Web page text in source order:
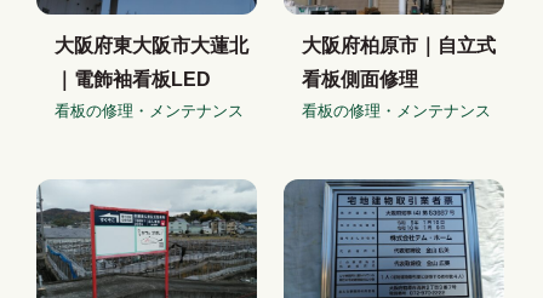
大阪府東大阪市大蓮北
｜電飾袖看板LED
看板の修理・メンテナンス
大阪府柏原市｜自立式
看板側面修理
看板の修理・メンテナンス